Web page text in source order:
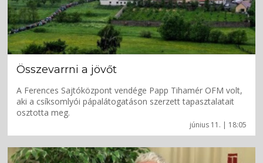
június 11. | 18:05
Összevarrni a jövőt
A Ferences Sajtóközpont vendége Papp Tihamér OFM volt,
aki a csíksomlyói pápalátogatáson szerzett tapasztalatait
osztotta meg.